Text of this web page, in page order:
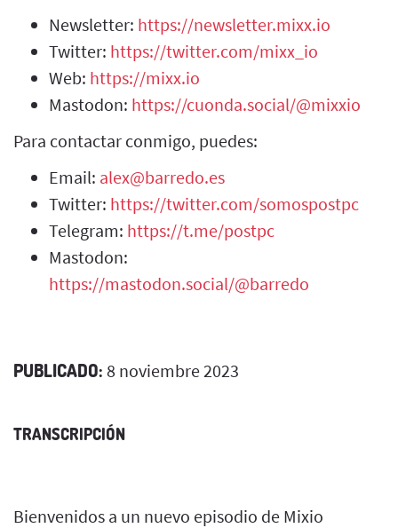
Newsletter: https://newsletter.mixx.io
Twitter: https://twitter.com/mixx_io
Web: https://mixx.io
Mastodon: https://cuonda.social/@mixxio
Para contactar conmigo, puedes:
Email: alex@barredo.es
Twitter: https://twitter.com/somospostpc
Telegram: https://t.me/postpc
Mastodon:
https://mastodon.social/@barredo
PUBLICADO: 8 noviembre 2023
TRANSCRIPCIÓN
Bienvenidos a un nuevo episodio de Mixio